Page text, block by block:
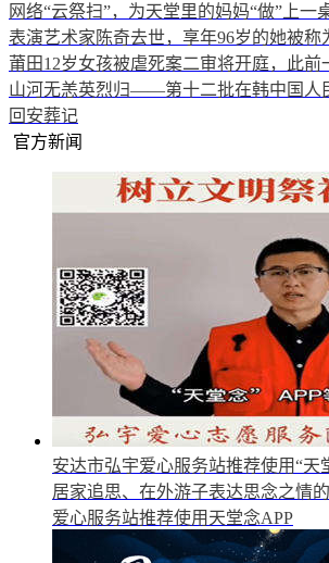
网络“云祭扫”，为天堂里的妈妈“做”上一
表演艺术家陈奇去世，享年96岁的她被称
莆田12岁女孩被虐死案二审将开庭，此前
山河无恙英烈归——第十二批在韩中国人
回安葬记
官方新闻
安达市弘宇爱心服务站推荐使用“天
居家追思、在外游子表达思念之情
爱心服务站推荐使用天堂念APP